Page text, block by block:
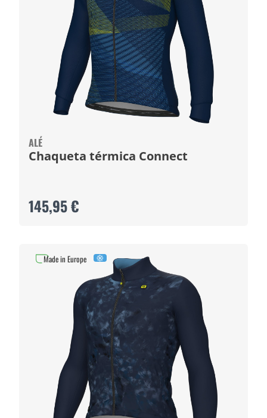
ALÉ
Chaqueta térmica Connect
145,95 €
Made in Europe